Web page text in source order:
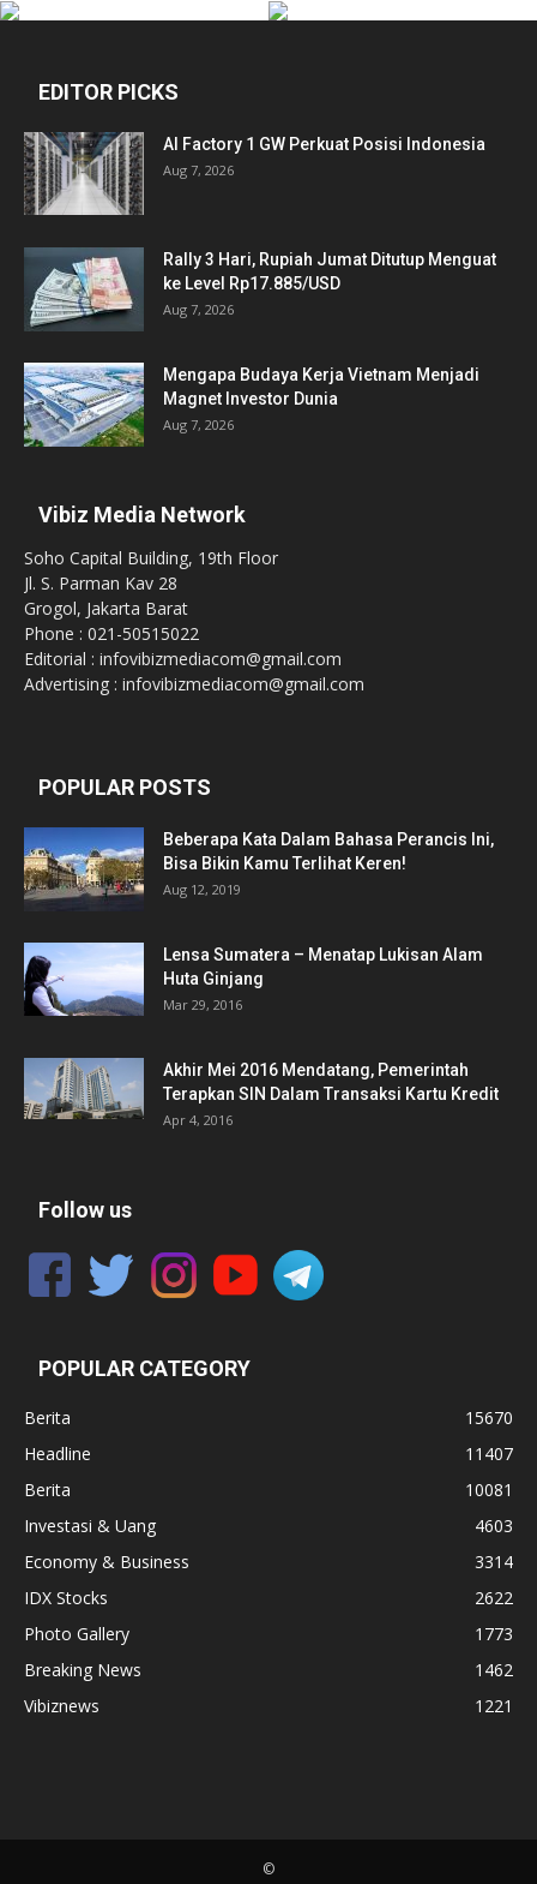
EDITOR PICKS
AI Factory 1 GW Perkuat Posisi Indonesia
Aug 7, 2026
Rally 3 Hari, Rupiah Jumat Ditutup Menguat
ke Level Rp17.885/USD
Aug 7, 2026
Mengapa Budaya Kerja Vietnam Menjadi
Magnet Investor Dunia
Aug 7, 2026
Vibiz Media Network
Soho Capital Building, 19th Floor
Jl. S. Parman Kav 28
Grogol, Jakarta Barat
Phone : 021-50515022
Editorial : infovibizmediacom@gmail.com
Advertising : infovibizmediacom@gmail.com
POPULAR POSTS
Beberapa Kata Dalam Bahasa Perancis Ini,
Bisa Bikin Kamu Terlihat Keren!
Aug 12, 2019
Lensa Sumatera – Menatap Lukisan Alam
Huta Ginjang
Mar 29, 2016
Akhir Mei 2016 Mendatang, Pemerintah
Terapkan SIN Dalam Transaksi Kartu Kredit
Apr 4, 2016
Follow us
POPULAR CATEGORY
Berita
15670
Headline
11407
Berita
10081
Investasi & Uang
4603
Economy & Business
3314
IDX Stocks
2622
Photo Gallery
1773
Breaking News
1462
Vibiznews
1221
©